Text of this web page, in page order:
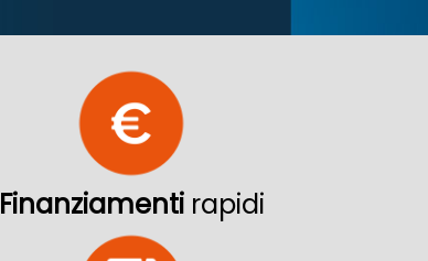
Finanziamenti rapidi